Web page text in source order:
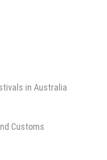
in Australia
Customs